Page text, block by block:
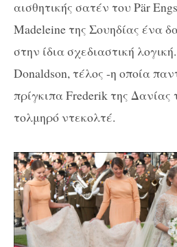
αισθητικής σατέν του Pär
Madeleine της Σουηδίας ένα
στην ίδια σχεδιαστική
Donaldson, τέλος -η οποία
πρίγκιπα Frederik της Δανίας
τολμηρό ντεκολτέ.